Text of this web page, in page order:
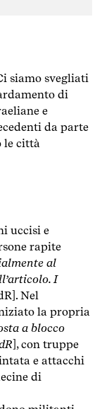
siamo svegliati
di
e
da parte
le città
uccisi e
rapite
al
I
Nel
la propria
a blocco
], con truppe
e attacchi
di